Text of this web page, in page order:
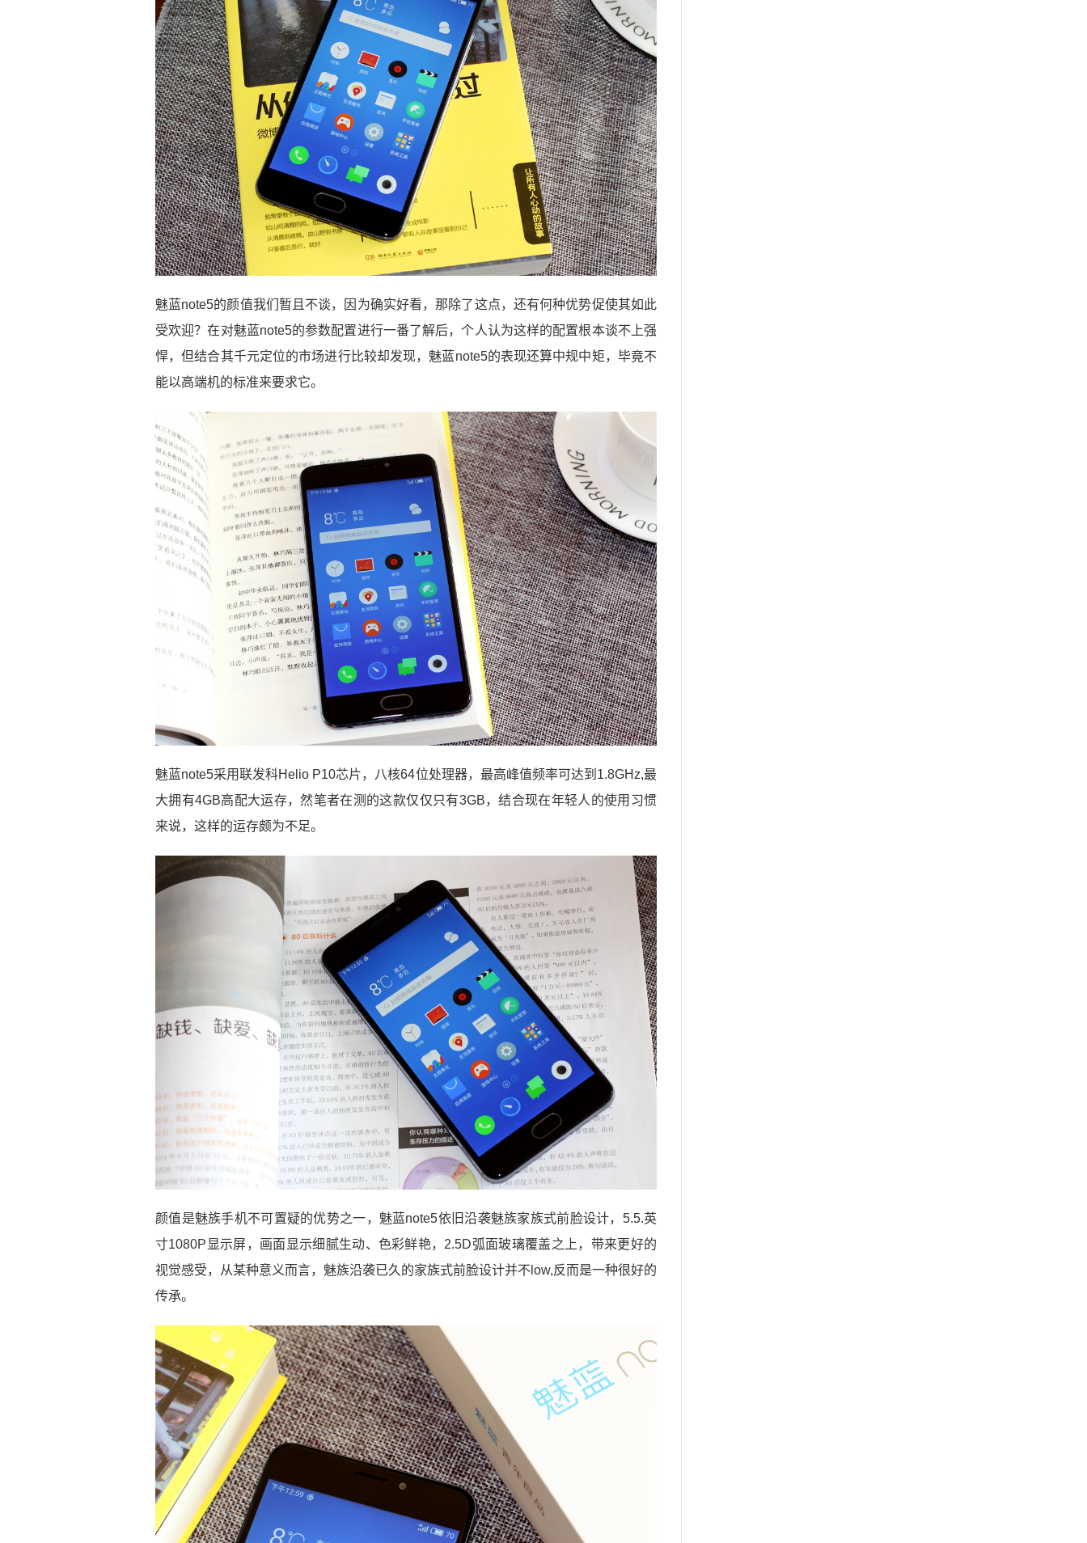
魅蓝note5的颜值我们暂且不谈，因为确实好看，那除了这点，还有何种优势促使其如此
受欢迎？在对魅蓝note5的参数配置进行一番了解后，个人认为这样的配置根本谈不上强
悍，但结合其千元定位的市场进行比较却发现，魅蓝note5的表现还算中规中矩，毕竟不
能以高端机的标准来要求它。
魅蓝note5采用联发科Helio P10芯片，八核64位处理器，最高峰值频率可达到1.8GHz,最
大拥有4GB高配大运存，然笔者在测的这款仅仅只有3GB，结合现在年轻人的使用习惯
来说，这样的运存颇为不足。
颜值是魅族手机不可置疑的优势之一，魅蓝note5依旧沿袭魅族家族式前脸设计，5.5.英
寸1080P显示屏，画面显示细腻生动、色彩鲜艳，2.5D弧面玻璃覆盖之上，带来更好的
视觉感受，从某种意义而言，魅族沿袭已久的家族式前脸设计并不low,反而是一种很好的
传承。